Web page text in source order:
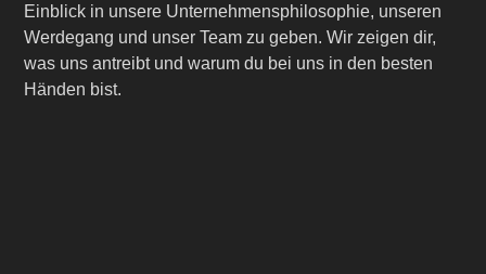
Einblick in unsere Unternehmensphilosophie, unseren
Werdegang und unser Team zu geben. Wir zeigen dir,
was uns antreibt und warum du bei uns in den besten
Händen bist.